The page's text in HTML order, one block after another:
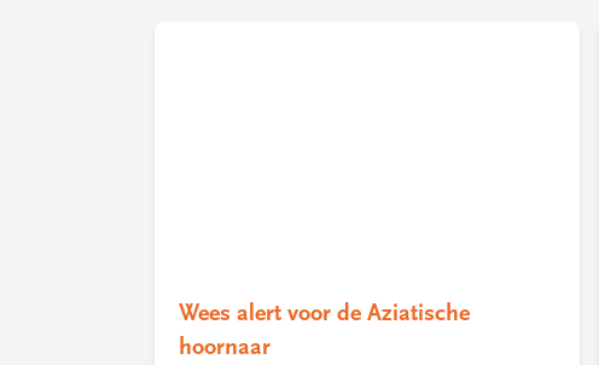
Wees alert voor de Aziatische
hoornaar